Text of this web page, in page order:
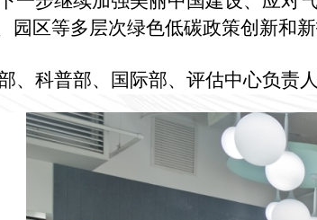
园区等多层次绿色低碳政策创新和新
、科普部、国际部、评估中心负责